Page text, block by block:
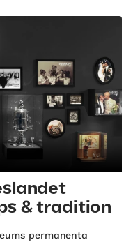
& tradition
permanenta